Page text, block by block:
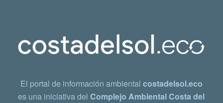
El portal de información ambiental costadelsol.eco
es una iniciativa delComplejo Ambiental Costa del